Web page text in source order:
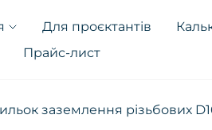
Для проєктантів
Прайс-лист
заземлення різьбових